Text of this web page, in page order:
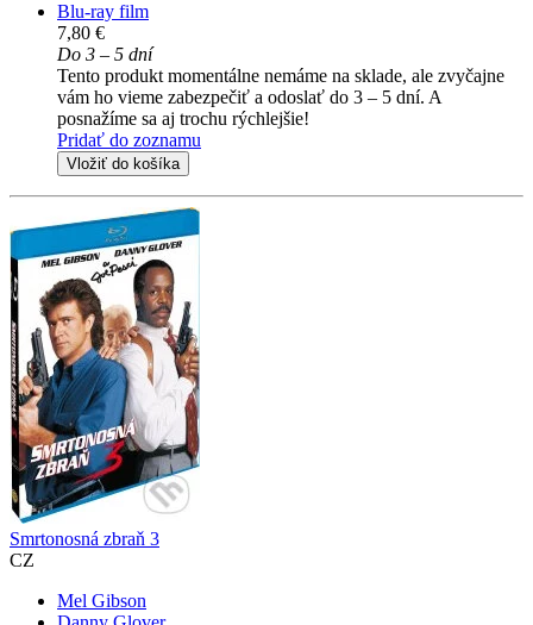
Blu-ray film
7,80 €
Do 3 – 5 dní
Tento produkt momentálne nemáme na sklade, ale zvyčajne
vám ho vieme zabezpečiť a odoslať do 3 – 5 dní. A
posnažíme sa aj trochu rýchlejšie!
Pridať do zoznamu
Vložiť do košíka
Smrtonosná zbraň 3
CZ
Mel Gibson